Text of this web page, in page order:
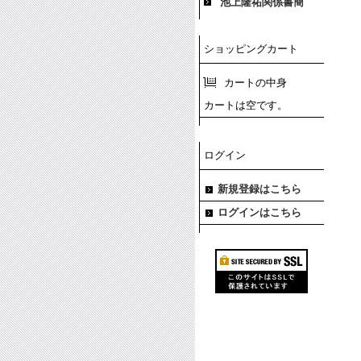
ショッピングカート
カートの中身
カートは空です。
ログイン
新規登録はこちら
ログインはこちら